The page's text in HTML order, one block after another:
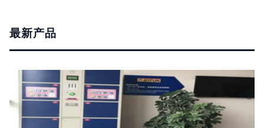
最新产品